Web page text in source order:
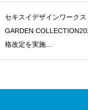
セキスイデザインワーク
GARDEN
格改定を実施...